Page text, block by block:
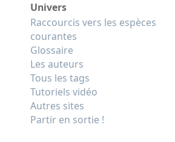
Univers
Raccourcis vers les espèces
courantes
Glossaire
Les auteurs
Tous les tags
Tutoriels vidéo
Autres sites
Partir en sortie !